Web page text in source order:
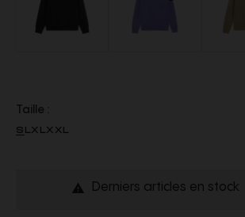
Taille :
SL XL XXL
 Derniers articles en stock